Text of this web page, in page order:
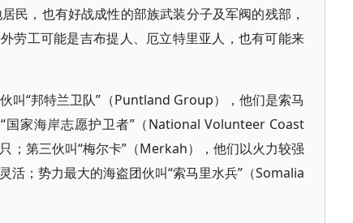
民，也有好战成性的部族武装分子及军阀的残部，
劳工可能是吉布提人、厄立特里亚人，也有可能来
叫“邦特兰卫队”（Puntland Group），他们是索马
家海岸志愿护卫者”（National Volunteer Coast
；第三伙叫“梅尔卡”（Merkah），他们以火力较强
活；势力最大的海盗团伙叫“索马里水兵”（Somalia